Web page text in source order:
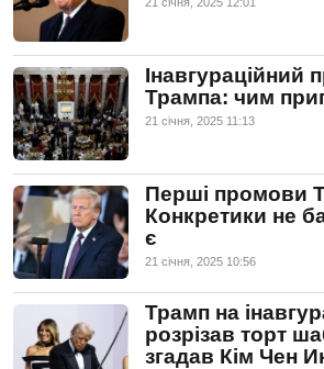
Інавгураційний
Трампа: чим
21 сiчня, 2025 11:13
Перші промови
Конкретики не
є
21 сiчня, 2025 10:56
Трамп на
розрізав торт
згадав Кім Чен